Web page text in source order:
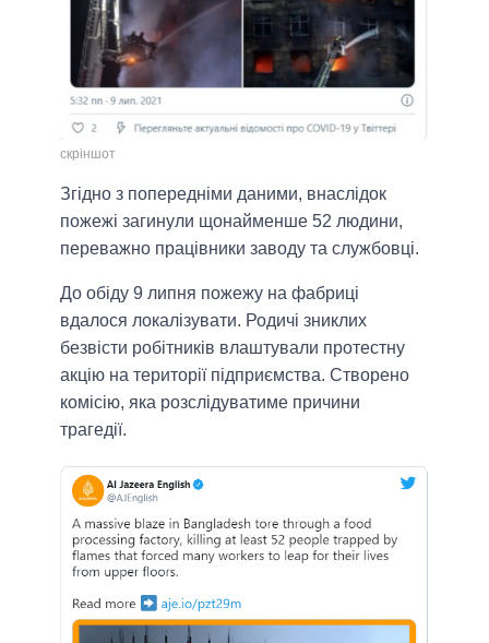
скріншот
Згідно з попередніми даними, внаслідок
пожежі загинули щонайменше 52 людини,
переважно працівники заводу та службовці.
До обіду 9 липня пожежу на фабриці
вдалося локалізувати. Родичі зниклих
безвісти робітників влаштували протестну
акцію на території підприємства. Створено
комісію, яка розслідуватиме причини
трагедії.